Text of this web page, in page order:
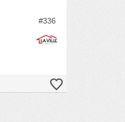
#336